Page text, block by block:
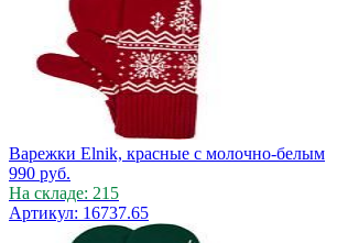
Варежки Elnik, красные с молочно-белым
990 руб.
На складе: 215
Артикул: 16737.65